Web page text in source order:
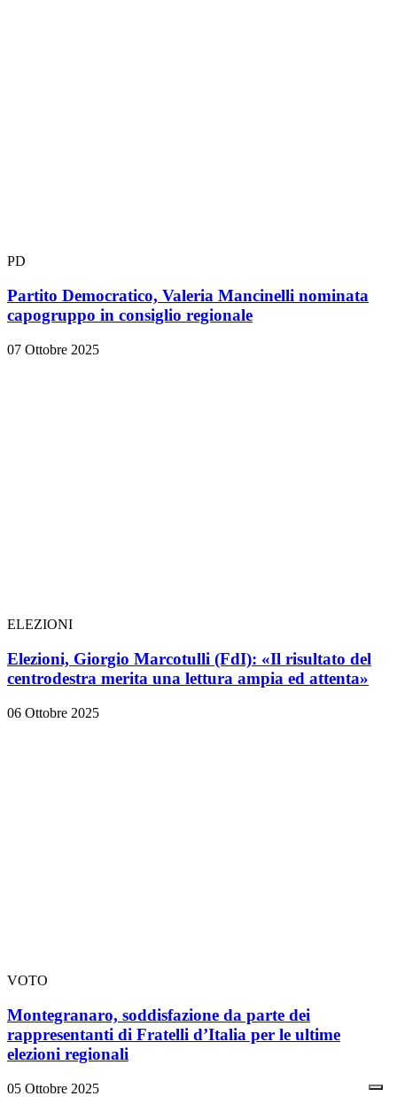
PD
Partito Democratico, Valeria Mancinelli nominata
capogruppo in consiglio regionale
07 Ottobre 2025
ELEZIONI
Elezioni, Giorgio Marcotulli (FdI): «Il risultato del
centrodestra merita una lettura ampia ed attenta»
06 Ottobre 2025
VOTO
Montegranaro, soddisfazione da parte dei
rappresentanti di Fratelli d’Italia per le ultime
elezioni regionali
05 Ottobre 2025